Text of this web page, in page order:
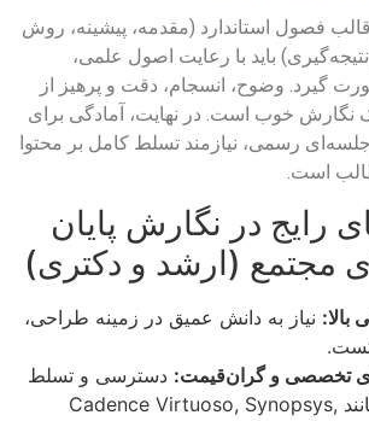
فصول استاندارد (مقدمه، پیشینه، روش
باید با رعایت اصول علمی،
گیرد. وضوح، انسجام، دقت و پرهیز از
نگارش خوب است. در نهایت، آمادگی برای
جلسه‌ای رسمی، نیازمند تسلط کامل بر محتوا
است.
رایج در نگارش پایان
مجتمع (ارشد و دکتری)
بالا: نیاز به دانش عمیق در زمینه طراحی،
تخصصی و گران‌قیمت: دسترسی و تسلط
بر ابزارهایی مانند Cadence Virtuoso, Synopsys,